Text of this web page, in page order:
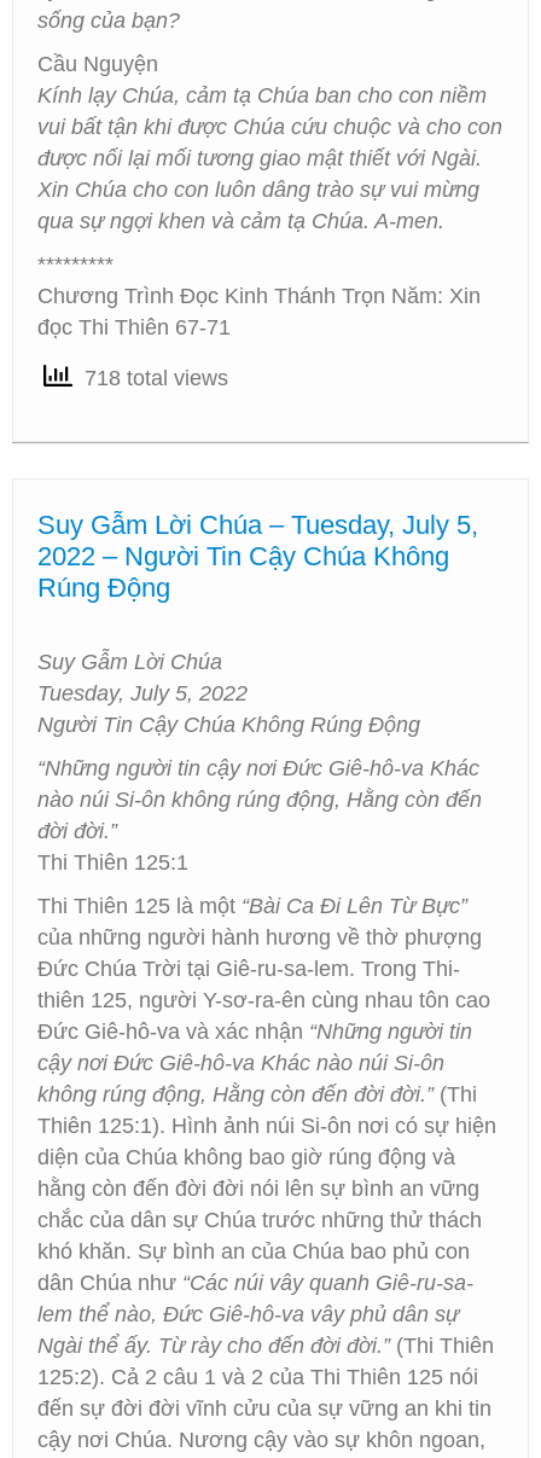
sống của bạn?
Cầu Nguyện
Kính lạy Chúa, cảm tạ Chúa ban cho con niềm
vui bất tận khi được Chúa cứu chuộc và cho con
được nối lại mối tương giao mật thiết với Ngài.
Xin Chúa cho con luôn dâng trào sự vui mừng
qua sự ngợi khen và cảm tạ Chúa. A-men.
*********
Chương Trình Đọc Kinh Thánh Trọn Năm: Xin
đọc Thi Thiên 67-71
718 total views
Suy Gẫm Lời Chúa – Tuesday, July 5,
2022 – Người Tin Cậy Chúa Không
Rúng Động
Suy Gẫm Lời Chúa
Tuesday, July 5, 2022
Người Tin Cậy Chúa Không Rúng Động
“Những người tin cậy nơi Đức Giê-hô-va Khác
nào núi Si-ôn không rúng động, Hằng còn đến
đời đời.”
Thi Thiên 125:1
Thi Thiên 125 là một “Bài Ca Đi Lên Từ Bực”
của những người hành hương về thờ phượng
Đức Chúa Trời tại Giê-ru-sa-lem. Trong Thi-
thiên 125, người Y-sơ-ra-ên cùng nhau tôn cao
Đức Giê-hô-va và xác nhận “Những người tin
cậy nơi Đức Giê-hô-va Khác nào núi Si-ôn
không rúng động, Hằng còn đến đời đời.”(Thi
Thiên 125:1). Hình ảnh núi Si-ôn nơi có sự hiện
diện của Chúa không bao giờ rúng động và
hằng còn đến đời đời nói lên sự bình an vững
chắc của dân sự Chúa trước những thử thách
khó khăn. Sự bình an của Chúa bao phủ con
dân Chúa như “Các núi vây quanh Giê-ru-sa-
lem thể nào, Đức Giê-hô-va vây phủ dân sự
Ngài thể ấy. Từ rày cho đến đời đời.”(Thi Thiên
125:2). Cả 2 câu 1 và 2 của Thi Thiên 125 nói
đến sự đời đời vĩnh cửu của sự vững an khi tin
cậy nơi Chúa. Nương cậy vào sự khôn ngoan,